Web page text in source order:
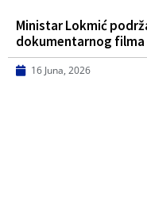
Ministar Lokmić
dokumentarnog
16 Juna, 2026